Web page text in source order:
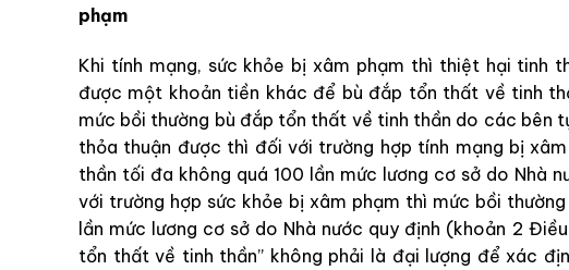
phạm
Khi tính mạng, sức khỏe bị xâm phạm thì thiệt hại tinh
được một khoản tiền khác để bù đắp tổn thất về tinh
mức bồi thường bù đắp tổn thất về tinh thần do các bên
thỏa thuận được thì đối với trường hợp tính mạng bị
thần tối đa không quá 100 lần mức lương cơ sở do Nhà
với trường hợp sức khỏe bị xâm phạm thì mức bồi
lần mức lương cơ sở do Nhà nước quy định (khoản 2
tổn thất về tinh thần” không phải là đại lượng để xác